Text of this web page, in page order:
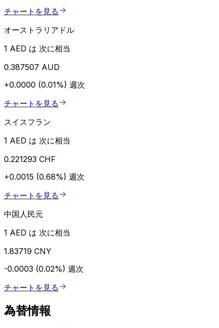
チャートを見る
オーストラリアドル
1 AED は 次に相当
0.387507 AUD
+0.0000 (0.01%) 週次
チャートを見る
スイスフラン
1 AED は 次に相当
0.221293 CHF
+0.0015 (0.68%) 週次
チャートを見る
中国人民元
1 AED は 次に相当
1.83719 CNY
-0.0003 (0.02%) 週次
チャートを見る
為替情報